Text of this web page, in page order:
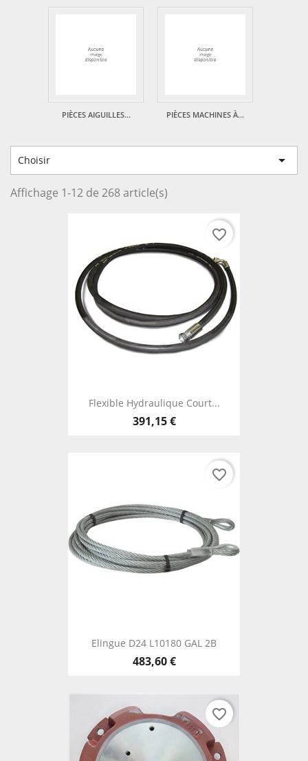
PIÈCES AIGUILLES... PIÈCES MACHINES À...
Choisir 
Affichage 1-12 de 268 article(s)
Flexible Hydraulique Court...
391,15 €
favorite_border
Elingue D24 L10180 GAL 2B
483,60 €
favorite_border
favorite_border